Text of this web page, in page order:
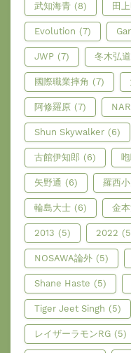
武知海青 (8) 田
Evolution (7)
JWP (7) 冬木弘道
國際職業摔角 (7)
阿修羅原 (7)
Shun Skywalker (6)
古館伊知郎 (6)
矢野通 (6) 羅西小
輪島大士 (6) 金
2013 (5) 2022
NOSAWA論外 (5)
Shane Haste (5)
Tiger Jeet Singh (5)
レイザーラモンRG (5)